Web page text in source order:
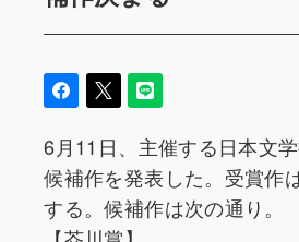
6月11日、主催する日本文
候補作を発表した。受賞作
する。候補作は次の通り。